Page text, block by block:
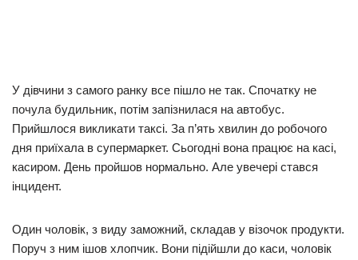
У дівчини з самого ранку все пішло не так. Спочатку не
почула будильник, потім запізнилася на автобус.
Прийшлося викликати таксі. За п’ять хвилин до робочого
дня приїхала в супермаркет. Сьогодні вона працює на касі,
касиром. День пройшов нормально. Але увечері стався
інцидент.
Один чоловік, з виду заможний, складав у візочок продукти.
Поруч з ним ішов хлопчик. Вони підійшли до каси, чоловік